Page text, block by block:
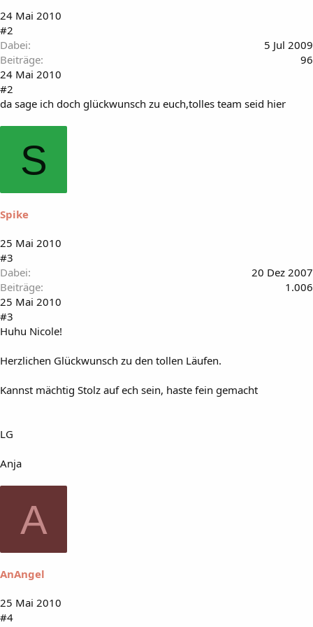
24 Mai 2010
#2
Dabei
5 Jul 2009
Beiträge
96
24 Mai 2010
#2
da sage ich doch glückwunsch zu euch,tolles team seid hier
S
Spike
25 Mai 2010
#3
Dabei
20 Dez 2007
Beiträge
1.006
25 Mai 2010
#3
Huhu Nicole!
Herzlichen Glückwunsch zu den tollen Läufen.
Kannst mächtig Stolz auf ech sein, haste fein gemacht
LG
Anja
A
AnAngel
25 Mai 2010
#4